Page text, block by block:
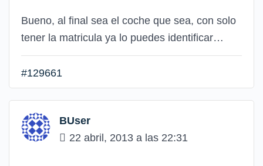
Bueno, al final sea el coche que sea, con solo
tener la matricula ya lo puedes identificar…
#129661
BUser
22 abril, 2013 a las 22:31